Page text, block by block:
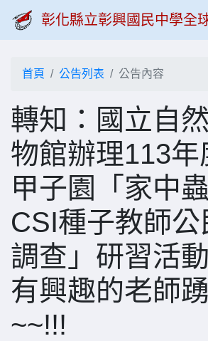
彰化縣立彰興國民中學全
首頁 公告列表 公告內容
轉知：國立自
物館辦理113年
甲子園「家中
CSI種子教師公
調查」研習活
有興趣的老師
~~!!!